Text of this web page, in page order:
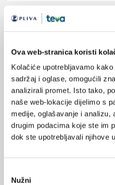
Ova web-stranica koristi
Kolačiće upotrebljavamo
sadržaj i oglase, omogućili
analizirali promet. Isto tako,
naše web-lokacije dijelimo s
medije, oglašavanje i analizu,
drugim podacima koje ste im
dok ste upotrebljavali njihove
pristanka
Nužni
Uznapredovali rak dojke i
Spirala koja otpušta hormon
povećava rizik od raka dojke?
23.04.2017.
Procjena rizika i koristi od
04.09.2016.
Hrvatski Cochrane sudjelovao
Najvažniji rizici povezani s